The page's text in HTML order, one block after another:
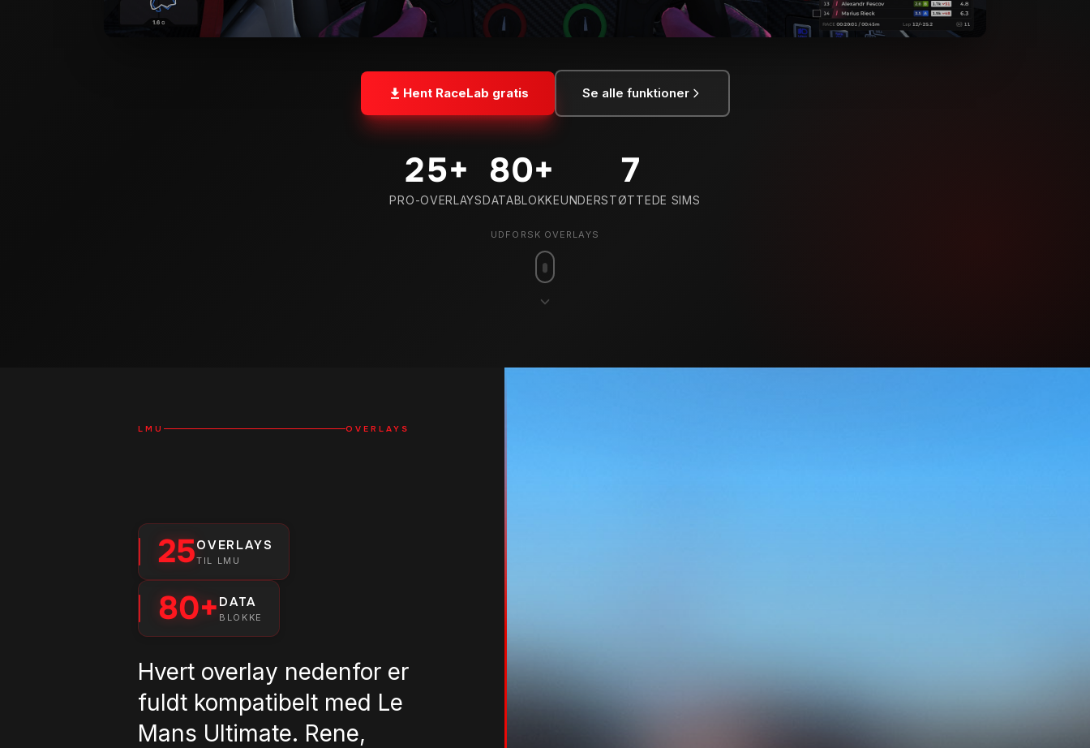
Hent RaceLab gratis Se alle funktioner
25+
PRO-OVERLAYS
80+
DATABLOKKE
7
UNDERSTØTTEDE SIMS
UDFORSK OVERLAYS
LMU OVERLAYS
25OVERLAYS
TIL LMU
80+ DATA
BLOKKE
Hvert overlay nedenfor er
fuldt kompatibelt med Le
Mans Ultimate. Rene,